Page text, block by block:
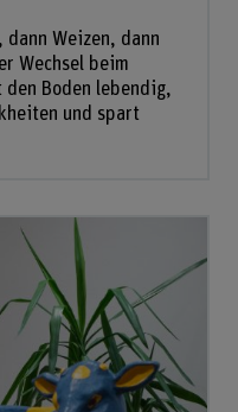
dann Weizen, dann
Wechsel beim
Boden lebendig,
und spart